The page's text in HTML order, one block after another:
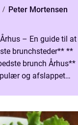
Peter Mortensen
– En guide til at
brunchsteder** **
brunch Århus**
og afslappet